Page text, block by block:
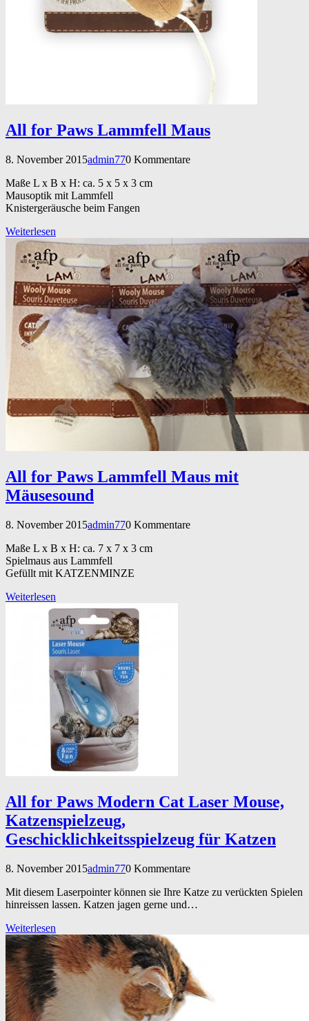
All for Paws Lammfell Maus
8. November 2015admin770 Kommentare
Maße L x B x H: ca. 5 x 5 x 3 cm
Mausoptik mit Lammfell
Knistergeräusche beim Fangen
Weiterlesen
All for Paws Lammfell Maus mit
Mäusesound
8. November 2015admin770 Kommentare
Maße L x B x H: ca. 7 x 7 x 3 cm
Spielmaus aus Lammfell
Gefüllt mit KATZENMINZE
Weiterlesen
All for Paws Modern Cat Laser Mouse,
Katzenspielzeug,
Geschicklichkeitsspielzeug für Katzen
8. November 2015admin770 Kommentare
Mit diesem Laserpointer können sie Ihre Katze zu verückten Spielen
hinreissen lassen. Katzen jagen gerne und…
Weiterlesen